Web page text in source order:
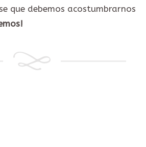
que debemos acostumbrarnos